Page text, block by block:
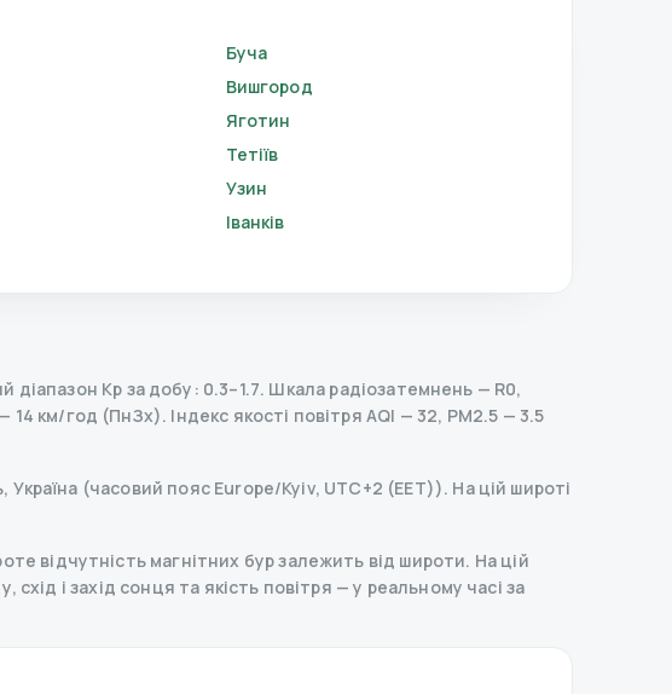
Буча
Вишгород
Яготин
Тетіїв
Узин
Іванків
діапазон Kp за добу: 0.3–1.7. Шкала радіозатемнень — R0,
14 км/год (ПнЗх). Індекс якості повітря AQI — 32, PM2.5 — 3.5
Україна (часовий пояс Europe/Kyiv, UTC+2 (EET)). На цій широті
відчутність магнітних бур залежить від широти. На цій
і захід сонця та якість повітря — у реальному часі за